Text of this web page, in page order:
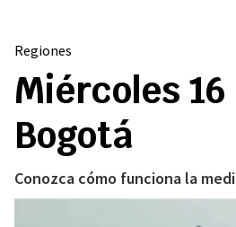
Regiones
Miércoles
Bogotá
Conozca cómo funciona la